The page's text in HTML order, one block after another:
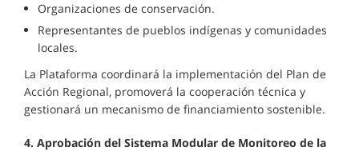
Organizaciones de conservación.
Representantes de pueblos indígenas y comunidades
locales.
La Plataforma coordinará la implementación del Plan de
Acción Regional, promoverá la cooperación técnica y
gestionará un mecanismo de financiamiento sostenible.
4. Aprobación del Sistema Modular de Monitoreo de la